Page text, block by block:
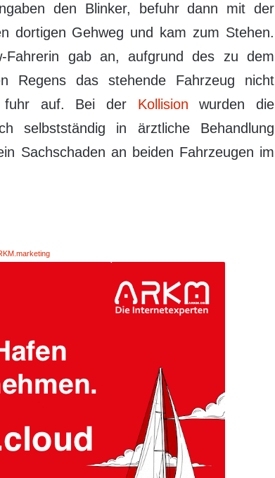
den Blinker, befuhr dann mit der
dortigen Gehweg und kam zum Stehen.
Fahrerin gab an, aufgrund des zu dem
Regens das stehende Fahrzeug nicht
fuhr auf. Bei der Kollision wurden die
selbstständig in ärztliche Behandlung
Sachschaden an beiden Fahrzeugen im